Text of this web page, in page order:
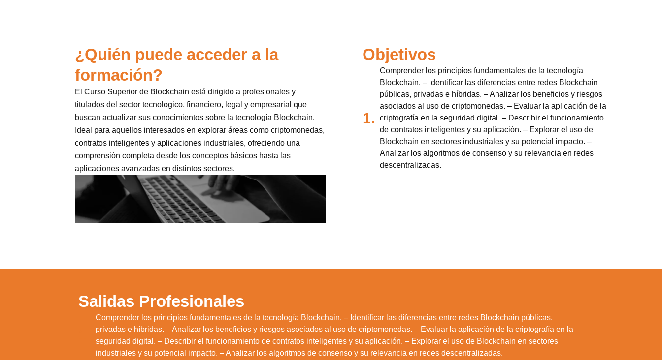
¿Quién puede acceder a la
formación?
El Curso Superior de Blockchain está dirigido a profesionales y
titulados del sector tecnológico, financiero, legal y empresarial que
buscan actualizar sus conocimientos sobre la tecnología Blockchain.
Ideal para aquellos interesados en explorar áreas como criptomonedas,
contratos inteligentes y aplicaciones industriales, ofreciendo una
comprensión completa desde los conceptos básicos hasta las
aplicaciones avanzadas en distintos sectores.
Objetivos
1.
Comprender los principios fundamentales de la tecnología
Blockchain. – Identificar las diferencias entre redes Blockchain
públicas, privadas e híbridas. – Analizar los beneficios y riesgos
asociados al uso de criptomonedas. – Evaluar la aplicación de la
criptografía en la seguridad digital. – Describir el funcionamiento
de contratos inteligentes y su aplicación. – Explorar el uso de
Blockchain en sectores industriales y su potencial impacto. –
Analizar los algoritmos de consenso y su relevancia en redes
descentralizadas.
Salidas Profesionales
Comprender los principios fundamentales de la tecnología Blockchain. – Identificar las diferencias entre redes Blockchain públicas,
privadas e híbridas. – Analizar los beneficios y riesgos asociados al uso de criptomonedas. – Evaluar la aplicación de la criptografía en la
seguridad digital. – Describir el funcionamiento de contratos inteligentes y su aplicación. – Explorar el uso de Blockchain en sectores
industriales y su potencial impacto. – Analizar los algoritmos de consenso y su relevancia en redes descentralizadas.